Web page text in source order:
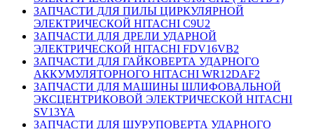
ЗАПЧАСТИ ДЛЯ ПИЛЫ ЦИРКУЛЯРНОЙ
ЭЛЕКТРИЧЕСКОЙ HITACHI C9U2
ЗАПЧАСТИ ДЛЯ ДРЕЛИ УДАРНОЙ
ЭЛЕКТРИЧЕСКОЙ HITACHI FDV16VB2
ЗАПЧАСТИ ДЛЯ ГАЙКОВЕРТА УДАРНОГО
АККУМУЛЯТОРНОГО HITACHI WR12DAF2
ЗАПЧАСТИ ДЛЯ МАШИНЫ ШЛИФОВАЛЬНОЙ
ЭКСЦЕНТРИКОВОЙ ЭЛЕКТРИЧЕСКОЙ HITACHI
SV13YA
ЗАПЧАСТИ ДЛЯ ШУРУПОВЕРТА УДАРНОГО